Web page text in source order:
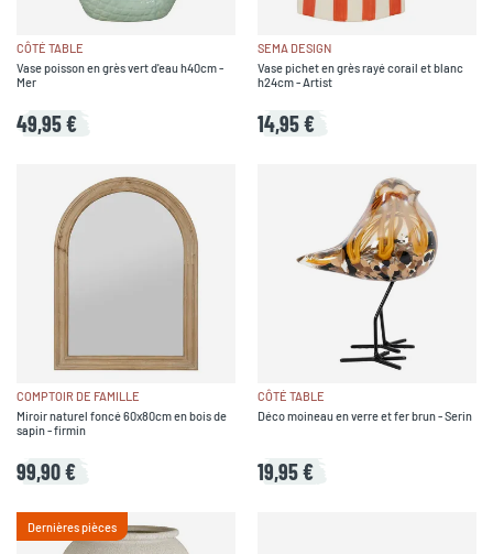
CÔTÉ TABLE
Vase poisson en grès vert d'eau h40cm -
Mer
49,95 €
SEMA DESIGN
Vase pichet en grès rayé corail et blanc
h24cm - Artist
14,95 €
COMPTOIR DE FAMILLE
Miroir naturel foncé 60x80cm en bois de
sapin - firmin
99,90 €
CÔTÉ TABLE
Déco moineau en verre et fer brun - Serin
19,95 €
Dernières pièces